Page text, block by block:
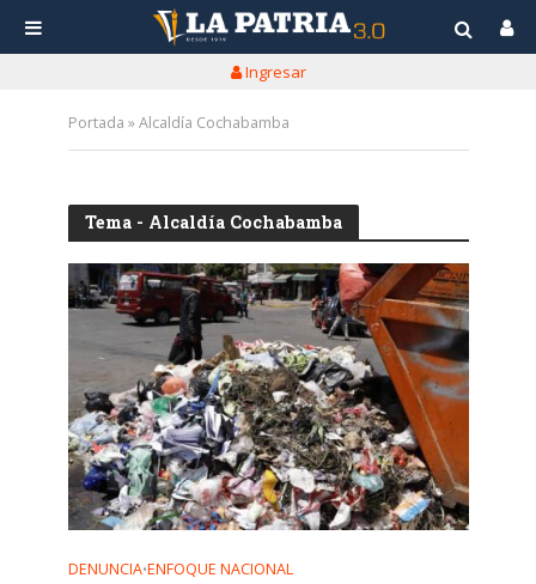
Ingresar
Portada »Alcaldía Cochabamba
Tema - Alcaldía Cochabamba
DENUNCIA•ENFOQUE NACIONAL